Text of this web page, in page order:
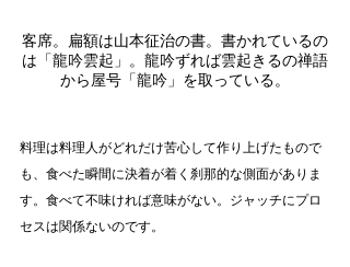
客席。扁額は山本征治の書。書かれているの
は「龍吟雲起」。龍吟ずれば雲起きるの禅語
から屋号「龍吟」を取っている。
料理は料理人がどれだけ苦心して作り上げたもので
も、食べた瞬間に決着が着く刹那的な側面がありま
す。食べて不味ければ意味がない。ジャッチにプロ
セスは関係ないのです。